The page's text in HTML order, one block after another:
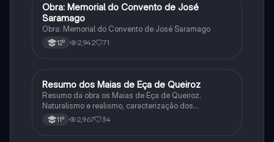
Português
Obra: Memorial do Convento de José
Saramago
Obra: Memorial do Convento de José Saramago
12º 2,942 71
Português
Resumo dos Maias de Eça de Queiroz
Resumo da obra os Maias de Eça de Queiroz.
Naturalismo e realismo, caracterização dos
personagens e contexto histórico.
11º 2,967 34